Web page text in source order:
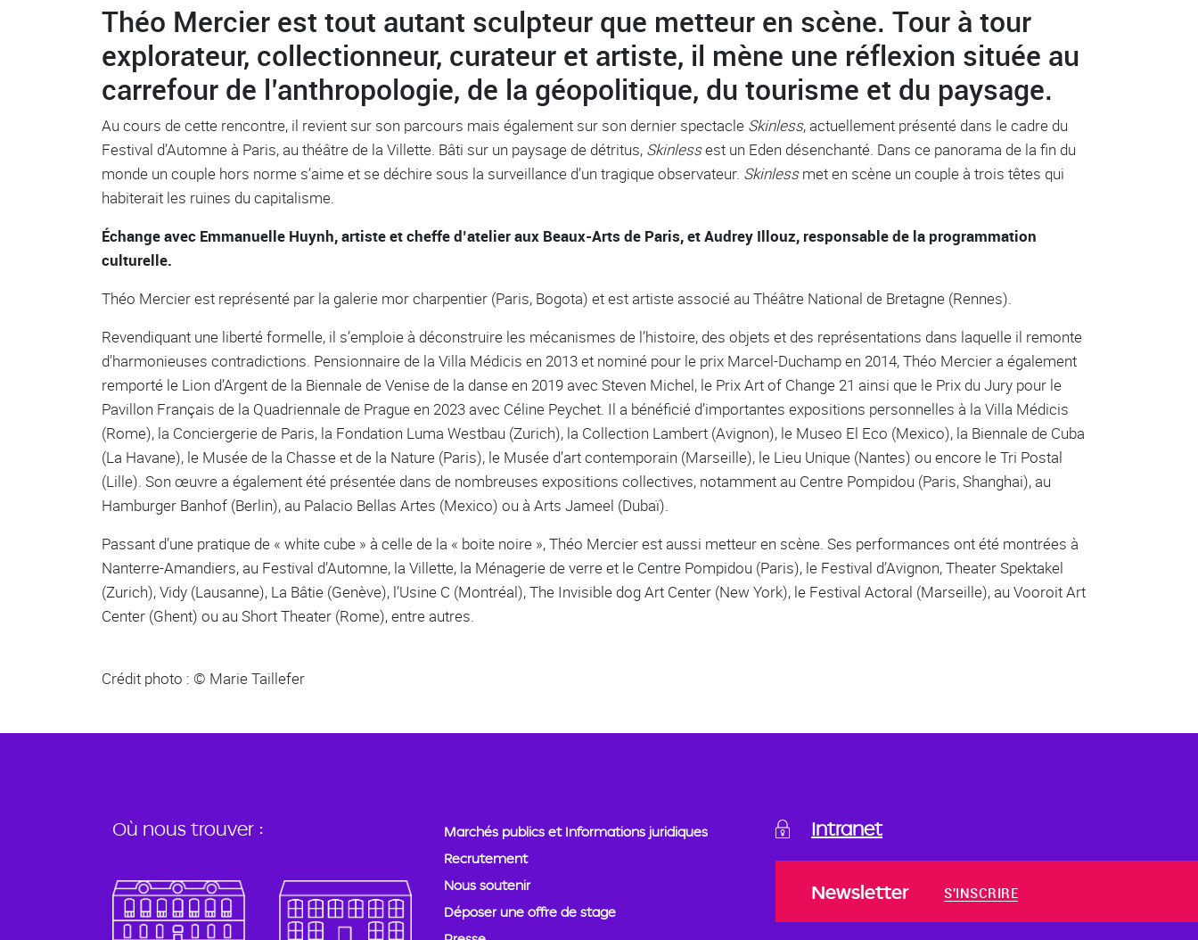
Body
Théo Mercier est tout autant sculpteur que metteur en scène. Tour à tour
explorateur, collectionneur, curateur et artiste, il mène une réflexion située au
carrefour de l’anthropologie, de la géopolitique, du tourisme et du paysage.
Au cours de cette rencontre, il revient sur son parcours mais également sur son dernier spectacle Skinless, actuellement présenté dans le cadre du
Festival d’Automne à Paris, au théâtre de la Villette. Bâti sur un paysage de détritus, Skinlessest un Eden désenchanté. Dans ce panorama de la fin du
monde un couple hors norme s’aime et se déchire sous la surveillance d’un tragique observateur. Skinlessmet en scène un couple à trois têtes qui
habiterait les ruines du capitalisme.
Échange avec Emmanuelle Huynh, artiste et cheffe d’atelier aux Beaux-Arts de Paris, et Audrey Illouz, responsable de la programmation
culturelle.
Théo Mercier est représenté par la galerie mor charpentier (Paris, Bogota) et est artiste associé au Théâtre National de Bretagne (Rennes).
Revendiquant une liberté formelle, il s’emploie à déconstruire les mécanismes de l’histoire, des objets et des représentations dans laquelle il remonte
d’harmonieuses contradictions. Pensionnaire de la Villa Médicis en 2013 et nominé pour le prix Marcel-Duchamp en 2014, Théo Mercier a également
remporté le Lion d’Argent de la Biennale de Venise de la danse en 2019 avec Steven Michel, le Prix Art of Change 21 ainsi que le Prix du Jury pour le
Pavillon Français de la Quadriennale de Prague en 2023 avec Céline Peychet. Il a bénéficié d’importantes expositions personnelles à la Villa Médicis
(Rome), la Conciergerie de Paris, la Fondation Luma Westbau (Zurich), la Collection Lambert (Avignon), le Museo El Eco (Mexico), la Biennale de Cuba
(La Havane), le Musée de la Chasse et de la Nature (Paris), le Musée d’art contemporain (Marseille), le Lieu Unique (Nantes) ou encore le Tri Postal
(Lille). Son œuvre a également été présentée dans de nombreuses expositions collectives, notamment au Centre Pompidou (Paris, Shanghai), au
Hamburger Banhof (Berlin), au Palacio Bellas Artes (Mexico) ou à Arts Jameel (Dubaï).
Passant d’une pratique de « white cube » à celle de la « boite noire », Théo Mercier est aussi metteur en scène. Ses performances ont été montrées à
Nanterre-Amandiers, au Festival d’Automne, la Villette, la Ménagerie de verre et le Centre Pompidou (Paris), le Festival d’Avignon, Theater Spektakel
(Zurich), Vidy (Lausanne), La Bâtie (Genève), l’Usine C (Montréal), The Invisible dog Art Center (New York), le Festival Actoral (Marseille), au Vooroit Art
Center (Ghent) ou au Short Theater (Rome), entre autres.
Crédit photo : © Marie Taillefer
Où nous trouver :
Marchés publics et Informations juridiques
Recrutement
Nous soutenir
Déposer une offre de stage
Intranet
Newsletter S'INSCRIRE